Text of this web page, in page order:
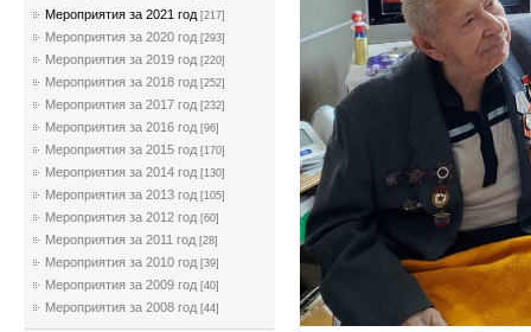
Мероприятия за 2021 год [217]
Мероприятия за 2020 год [293]
Мероприятия за 2019 год [220]
Мероприятия за 2018 год [252]
Мероприятия за 2017 год [232]
Мероприятия за 2016 год [96]
Мероприятия за 2015 год [170]
Мероприятия за 2014 год [130]
Мероприятия за 2013 год [105]
Мероприятия за 2012 год [60]
Мероприятия за 2011 год [28]
Мероприятия за 2010 год [39]
Мероприятия за 2009 год [40]
Мероприятия за 2008 год [44]